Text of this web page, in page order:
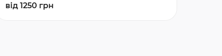
від 1250 грн